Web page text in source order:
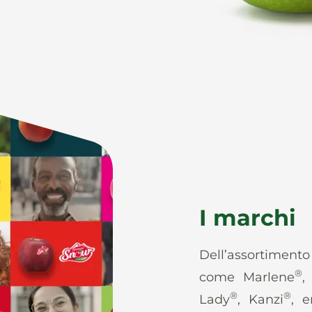
I marchi
come Marlene®,
Lady®, Kanzi®,